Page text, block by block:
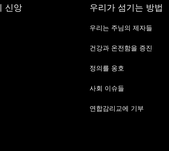
신앙 우리가 섬기는 방법
우리는 주님의 제자들
건강과 온전함을 증진
정의를 옹호
사회 이슈들
연합감리교에 기부